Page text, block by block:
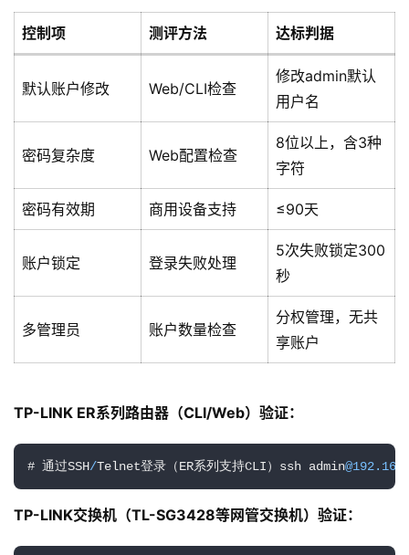
控制项 测评方法 达标判据
默认账户修改 Web/CLI检查
修改admin默认
用户名
密码复杂度 Web配置检查
8位以上，含3种
字符
密码有效期 商用设备支持 ≤90天
账户锁定 登录失败处理
5次失败锁定300
秒
多管理员 账户数量检查
分权管理，无共
享账户
TP-LINK ER系列路由器（CLI/Web）验证：
# 通过SSH/Telnet登录（ER系列支持CLI）ssh admin@192.168
TP-LINK交换机（TL-SG3428等网管交换机）验证：